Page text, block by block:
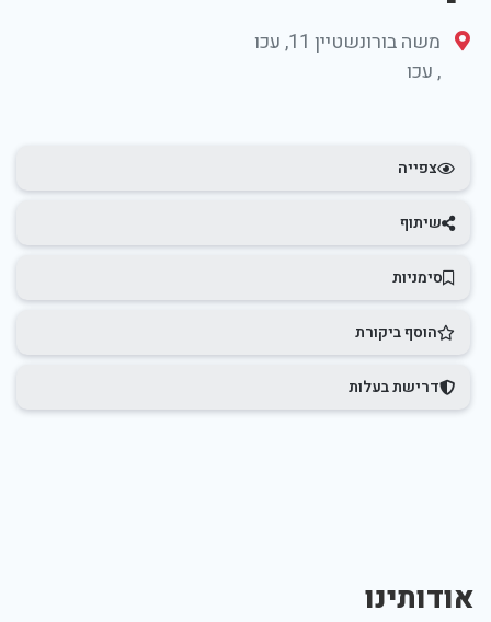
משה בורונשטיין 11, עכו
,עכו
צפייה
שיתוף
סימניות
הוסף ביקורת
דרישת בעלות
אודותינו